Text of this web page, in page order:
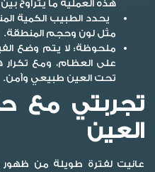
هذه العملية ما يتراوح بين 30 إلى 45 دقيقة.
يحدد الطبيب الكمية
مثل لون وحجم المنطقة.
ملحوظة:لا يتم وضع
على العظام، ومع
تحت العين طبيعي وآمن.
تجربتي مع
العين
عانيت لفترة طويلة من ظهور